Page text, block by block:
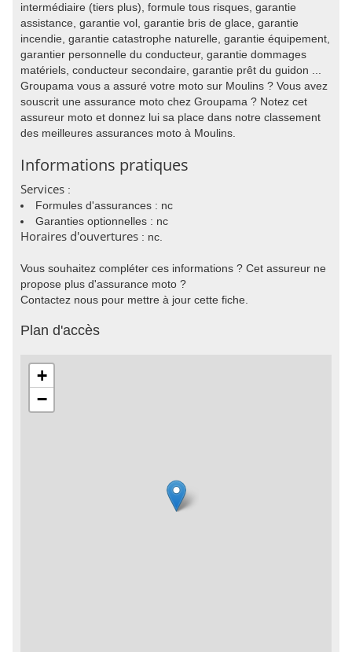
intermédiaire (tiers plus), formule tous risques, garantie
assistance, garantie vol, garantie bris de glace, garantie
incendie, garantie catastrophe naturelle, garantie équipement,
garantier personnelle du conducteur, garantie dommages
matériels, conducteur secondaire, garantie prêt du guidon ...
Groupama vous a assuré votre moto sur Moulins ? Vous avez
souscrit une assurance moto chez Groupama ? Notez cet
assureur moto et donnez lui sa place dans notre classement
des meilleures assurances moto à Moulins.
Informations pratiques
Services :
Formules d'assurances : nc
Garanties optionnelles : nc
Horaires d'ouvertures : nc.
Vous souhaitez compléter ces informations ? Cet assureur ne
propose plus d'assurance moto ?
Contactez nous pour mettre à jour cette fiche.
Plan d'accès
+
−